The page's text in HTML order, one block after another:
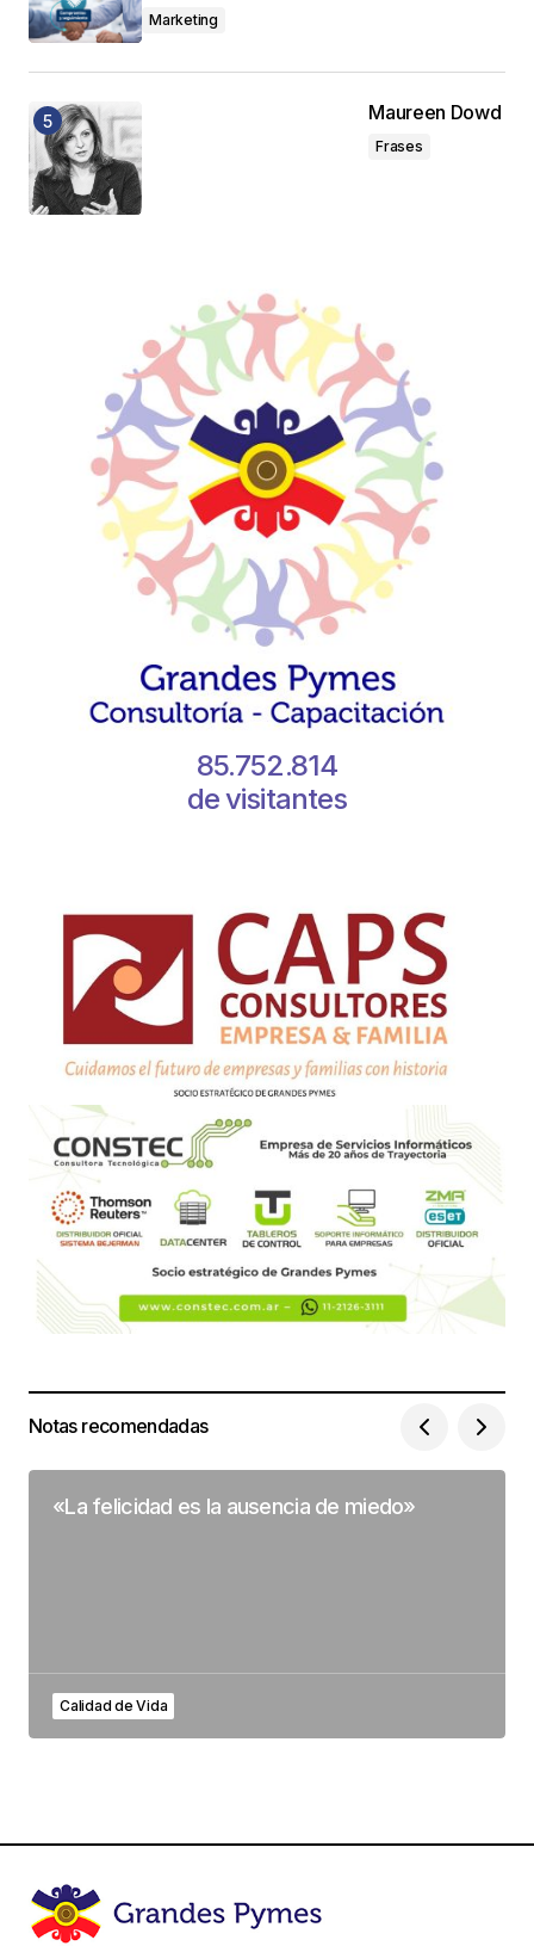
Marketing
Maureen Dowd
Frases
85.752.814
de visitantes
Notas recomendadas
«La felicidad es la ausencia de miedo»
Calidad de Vida